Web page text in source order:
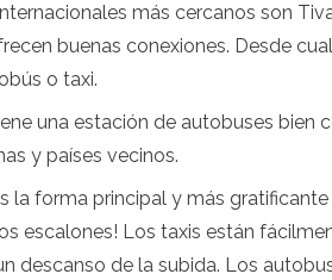
más cercanos son
buenas conexiones. Desde
o taxi.
una estación de autobuses bien
y países vecinos.
la forma principal y más
escalones! Los taxis están
descanso de la subida. Los